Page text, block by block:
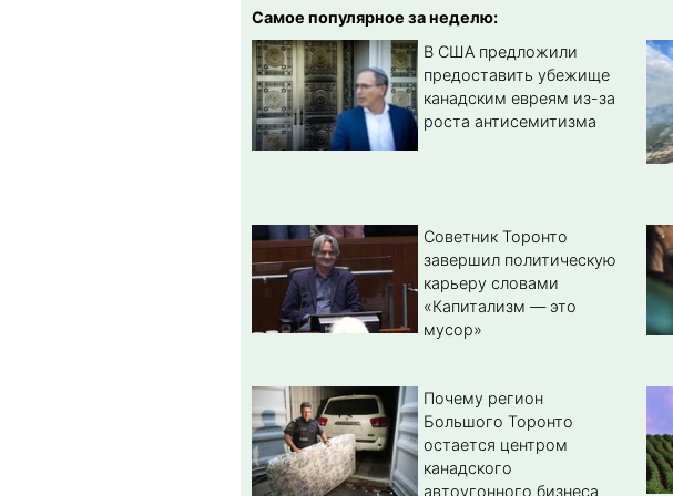
Самое популярное за неделю:
В США предложили
предоставить убежище
канадским евреям из-за
роста антисемитизма
Советник Торонто
завершил политическую
карьеру словами
«Капитализм — это
мусор»
Почему регион
Большого Торонто
остается центром
канадского
автоугонного бизнеса